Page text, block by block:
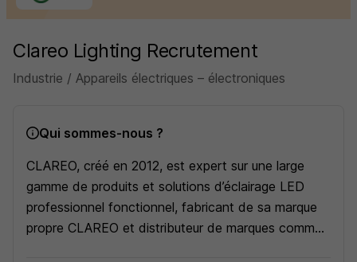
Clareo Lighting Recrutement
Industrie / Appareils électriques – électroniques
Qui sommes-nous ?
CLAREO, créé en 2012, est expert sur une large
gamme de produits et solutions d’éclairage LED
professionnel fonctionnel, fabricant de sa marque
propre CLAREO et distributeur de marques comme